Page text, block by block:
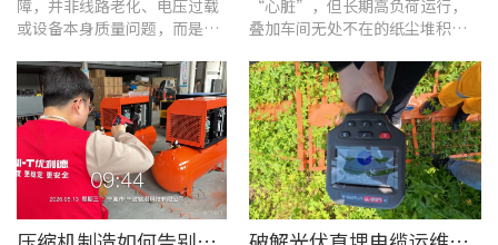
障，并非线路老化、电压过载
或设备本身质量问题，而是谐
易察觉的电能质量隐患导致。
“心脏”，但长期高负荷运行，
叠加车间无处不在的纸尘堆积，
端隐性发热。